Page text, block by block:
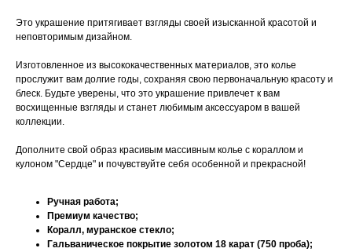
Это украшение притягивает взгляды своей изысканной красотой и
неповторимым дизайном.
Изготовленное из высококачественных материалов, это колье
прослужит вам долгие годы, сохраняя свою первоначальную красоту и
блеск. Будьте уверены, что это украшение привлечет к вам
восхищенные взгляды и станет любимым аксессуаром в вашей
коллекции.
Дополните свой образ красивым массивным колье с кораллом и
кулоном "Cердце" и почувствуйте себя особенной и прекрасной!
Ручная работа;
Премиум качество;
Коралл, муранское стекло;
Гальваническое покрытие золотом 18 карат (750 проба);